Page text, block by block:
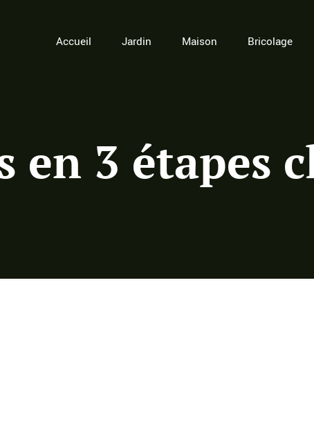
Accueil Jardin Maison Bricolage
en 3 étapes